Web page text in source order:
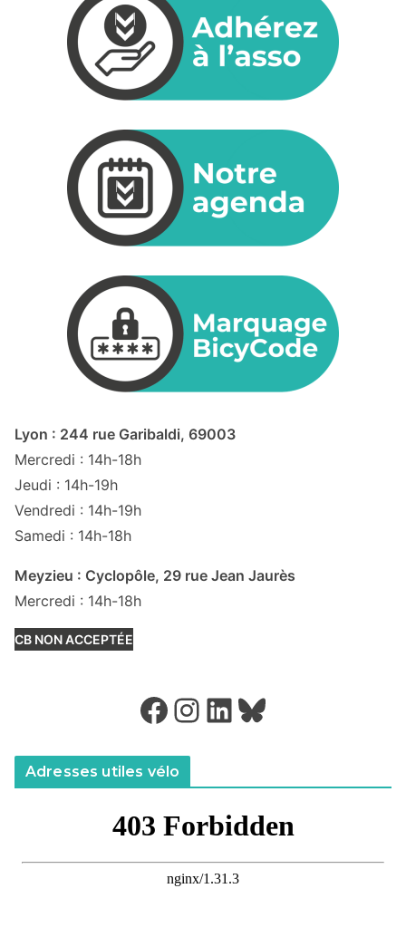
Lyon : 244 rue Garibaldi, 69003
Mercredi : 14h-18h
Jeudi : 14h-19h
Vendredi : 14h-19h
Samedi : 14h-18h
Meyzieu : Cyclopôle, 29 rue Jean Jaurès
Mercredi : 14h-18h
CB NON ACCEPTÉE
Facebook Instagram LinkedIn Bluesky
Adresses utiles vélo